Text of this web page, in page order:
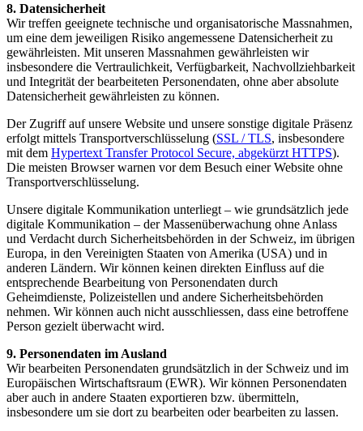
8. Datensicherheit
Wir treffen geeignete technische und organisatorische Massnahmen,
um eine dem jeweiligen Risiko angemessene Datensicherheit zu
gewährleisten. Mit unseren Massnahmen gewährleisten wir
insbesondere die Vertraulichkeit, Verfügbarkeit, Nachvollziehbarkeit
und Integrität der bearbeiteten Personendaten, ohne aber absolute
Datensicherheit gewährleisten zu können.
Der Zugriff auf unsere Website und unsere sonstige digitale Präsenz
erfolgt mittels Transportverschlüsselung (SSL / TLS, insbesondere
mit dem Hypertext Transfer Protocol Secure, abgekürzt HTTPS).
Die meisten Browser warnen vor dem Besuch einer Website ohne
Transportverschlüsselung.
Unsere digitale Kommunikation unterliegt – wie grundsätzlich jede
digitale Kommunikation – der Massenüberwachung ohne Anlass
und Verdacht durch Sicherheitsbehörden in der Schweiz, im übrigen
Europa, in den Vereinigten Staaten von Amerika (USA) und in
anderen Ländern. Wir können keinen direkten Einfluss auf die
entsprechende Bearbeitung von Personendaten durch
Geheimdienste, Polizeistellen und andere Sicherheitsbehörden
nehmen. Wir können auch nicht ausschliessen, dass eine betroffene
Person gezielt überwacht wird.
9. Personendaten im Ausland
Wir bearbeiten Personendaten grundsätzlich in der Schweiz und im
Europäischen Wirtschaftsraum (EWR). Wir können Personendaten
aber auch in andere Staaten exportieren bzw. übermitteln,
insbesondere um sie dort zu bearbeiten oder bearbeiten zu lassen.